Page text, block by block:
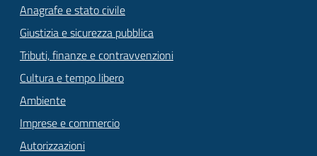
Anagrafe e stato civile
Giustizia e sicurezza pubblica
Tributi, finanze e contravvenzioni
Cultura e tempo libero
Ambiente
Imprese e commercio
Autorizzazioni